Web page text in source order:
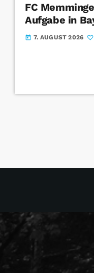
FC
Aufgabe in
today 7. AUGUST 2026